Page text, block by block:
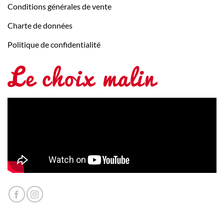
Conditions générales de vente
Charte de données
Politique de confidentialité